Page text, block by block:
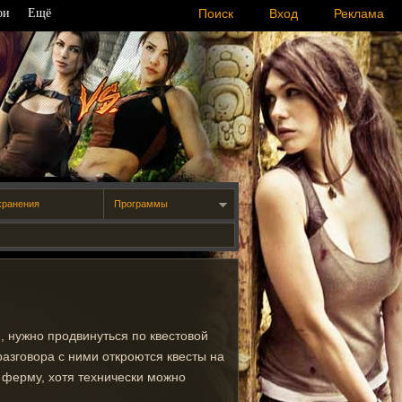
Программы
продвинуться по квестовой
с ними откроются квесты на
хотя технически можно
Ещё Реклама
Вход
Поиск